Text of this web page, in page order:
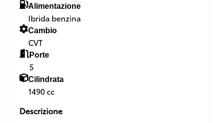
Alimentazione
Ibrida benzina
Cambio
CVT
Porte
5
Cilindrata
1490 cc
Descrizione